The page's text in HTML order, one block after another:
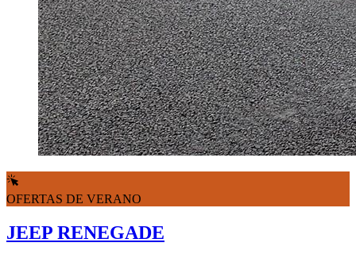
OFERTAS DE VERANO
JEEP RENEGADE